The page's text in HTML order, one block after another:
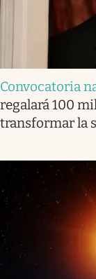
Convocatoria
regalará 100
transformar la